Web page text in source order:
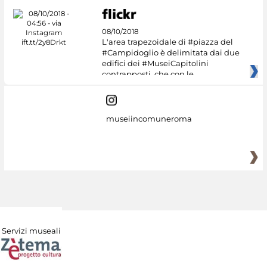
08/10/2018
L'area trapezoidale di #piazza del
#Campidoglio è delimitata dai due
edifici dei #MuseiCapitolini
contrapposti, che con le
museiincomuneroma
Servizi museali